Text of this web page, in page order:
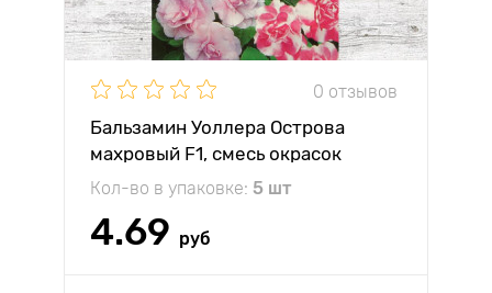
0 отзывов
Бальзамин Уоллера Острова
махровый F1, смесь окрасок
Гавриш
Кол-во в упаковке: 5 шт
4.69 руб